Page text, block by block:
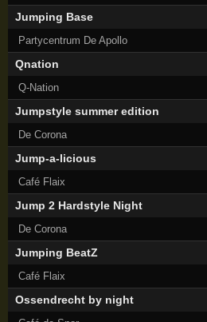
Jumping Base
Partycentrum De Apollo
Qnation
Q-Nation
Jumpstyle summer edition
De Corona
Jump-a-licious
Café Flaix
Jump 2 Hardstyle Night
De Corona
Jumping BeatZ
Café Flaix
Ossendrecht by night